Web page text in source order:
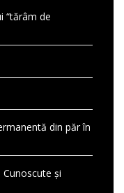
“tărâm de
din păr în
și